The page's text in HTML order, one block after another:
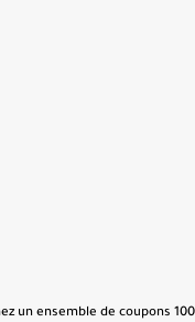
un ensemble de coupons